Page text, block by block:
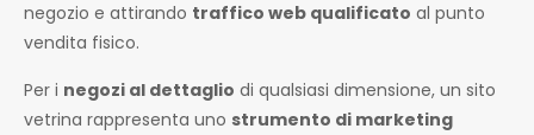
negozio e attirando traffico web qualificato al punto
vendita fisico.
Per i negozi al dettaglio di qualsiasi dimensione, un sito
vetrina rappresenta uno strumento di marketing